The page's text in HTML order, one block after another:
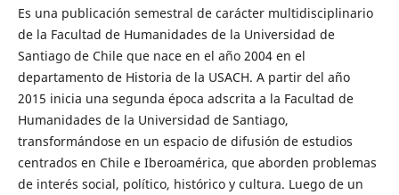
Es una publicación semestral de carácter multidisciplinario
de la Facultad de Humanidades de la Universidad de
Santiago de Chile que nace en el año 2004 en el
departamento de Historia de la USACH. A partir del año
2015 inicia una segunda época adscrita a la Facultad de
Humanidades de la Universidad de Santiago,
transformándose en un espacio de difusión de estudios
centrados en Chile e Iberoamérica, que aborden problemas
de interés social, político, histórico y cultura. Luego de un